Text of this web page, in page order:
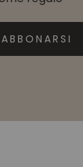
ABBONARSI